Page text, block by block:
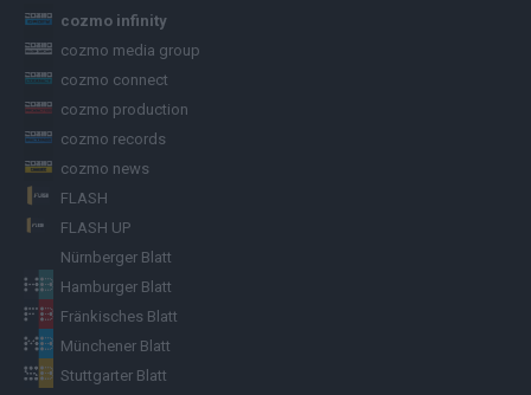
cozmo infinity
cozmo media group
cozmo connect
cozmo production
cozmo records
cozmo news
FLASH
FLASH UP
Nürnberger Blatt
Hamburger Blatt
Fränkisches Blatt
Münchener Blatt
Stuttgarter Blatt